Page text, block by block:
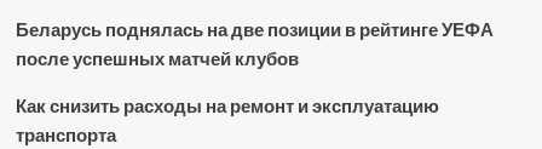
Беларусь поднялась на две позиции в рейтинге УЕФА
после успешных матчей клубов
Как снизить расходы на ремонт и эксплуатацию
транспорта